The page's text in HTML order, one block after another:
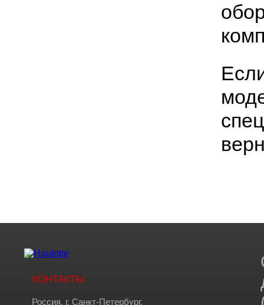
КОНТАКТЫ
Россия, г. Санкт-Петербург,